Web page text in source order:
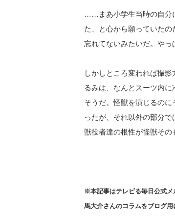
……まあ小学生当時の自分
た、と心から願っていた
忘れてないみたいだ。やっ
しかしところ変われば撮
るみは、なんとスーツ内
そうだ。怪獣を演じるの
ったが、それ以外の部分
獣役者達の根性が怪獣その
※本記事はテレビる毎日公式メ
馬大介さんのコラムをブログ